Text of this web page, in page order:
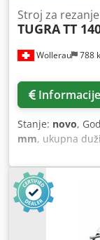
Wollerau 788
Stroj za
TUGRATT
Stanje: novo,
mm, ukupna
Promjer cijevi
dužina
(3,26 KS)
,
brzina rotacije